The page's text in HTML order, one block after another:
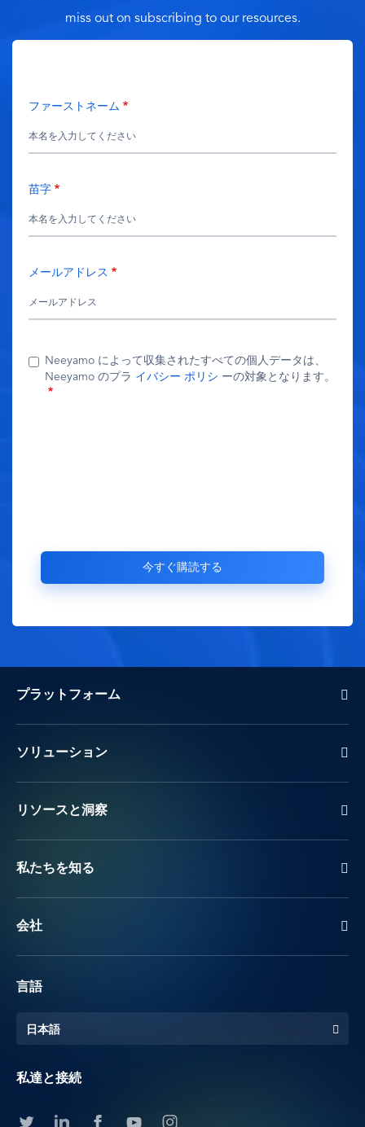
miss out on subscribing to our resources.
ファーストネーム
苗字
メールアドレス
Neeyamo によって収集されたすべての個人データは、
Neeyamo のプラ イバシー ポリシ ーの対象となります。
プラットフォーム
ソリューション
リソースと洞察
私たちを知る
会社
言語
日本語
私達と接続